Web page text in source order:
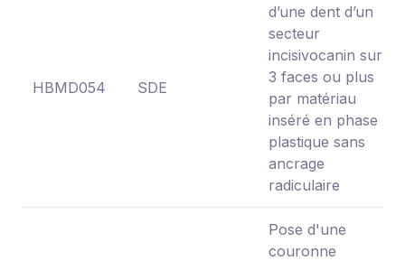
HBMD054 SDE
d’une dent d’un
secteur
incisivocanin sur
3 faces ou plus
par matériau
inséré en phase
plastique sans
ancrage
radiculaire
Pose d'une
couronne